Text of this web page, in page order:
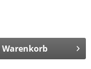
Warenkorb